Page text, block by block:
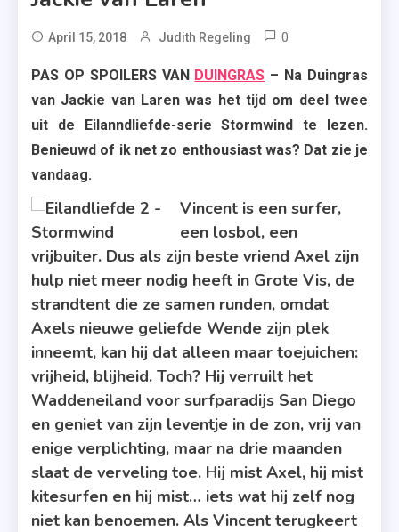
April 15, 2018 Judith Regeling 0
,
Eilandliefde-
Serie
Van
PAS OP SPOILERS VAN DUINGRAS – Na Duingras
van Jackie van Laren was het tijd om deel twee
uit de Eilanndliefde-serie Stormwind te lezen.
Benieuwd of ik net zo enthousiast was? Dat zie je
vandaag.
Vincent is een surfer,
een losbol, een
vrijbuiter. Dus als zijn beste vriend Axel zijn
hulp niet meer nodig heeft in Grote Vis, de
strandtent die ze samen runden, omdat
Axels nieuwe geliefde Wende zijn plek
inneemt, kan hij dat alleen maar toejuichen:
vrijheid, blijheid. Toch? Hij verruilt het
Waddeneiland voor surfparadijs San Diego
en geniet van zijn leventje in de zon, vrij van
enige verplichting, maar na drie maanden
slaat de verveling toe. Hij mist Axel, hij mist
kitesurfen en hij mist… iets wat hij zelf nog
niet kan benoemen. Als Vincent terugkeert